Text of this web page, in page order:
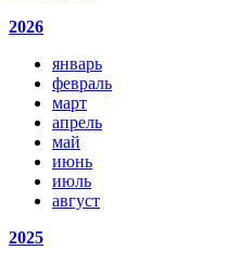
2026
январь
февраль
март
апрель
май
июнь
июль
август
2025